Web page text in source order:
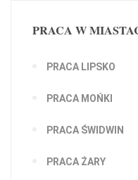
PRACA W
PRACA LIPSKO
PRACA MOŃKI
PRACA ŚWIDWIN
PRACA ŻARY